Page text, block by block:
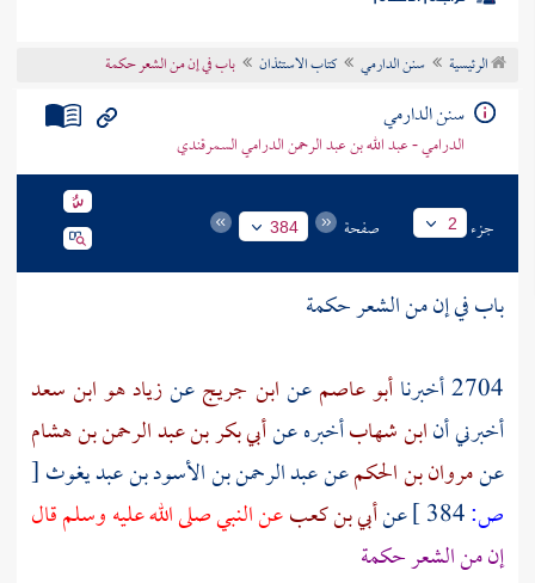
موضوعي
تراجم الأعلام
الرئيسية سنن الدارمي كتاب الاستئذان باب في إن من الشعر حكمة
سنن الدارمي
الدرامي - عبد الله بن عبد الرحمن الدرامي السمرقندي
جزء 2 صفحة 384
باب في إن من الشعر حكمة
2704 أخبرنا
أبو عاصمعنابن جريجعنزياد هو ابن سعد
أخبرني أنابن شهابأخبره عنأبي بكر بن عبد الرحمن بن هشام
عنمروان بن الحكمعنعبد الرحمن بن الأسود بن عبد يغوث[
ص:
عنأبي بن كعبعن النبي صلى الله عليه وسلم قال
إن من الشعر حكمة